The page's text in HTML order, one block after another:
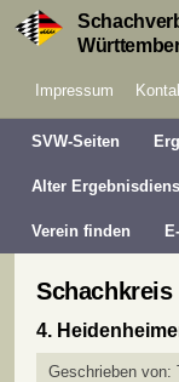
Impressum
SVW-Seiten
Alter
Verein finden
Schachkreis
4.
Geschrieben von: